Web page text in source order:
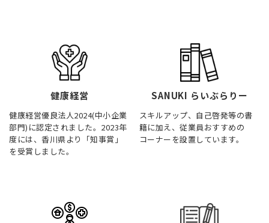
健康経営
健康経営優良法人2024(中小企業
部門)に認定されました。2023年
度には、香川県より「知事賞」
を受賞しました。
SANUKI らいぶらりー
スキルアップ、自己啓発等の書
籍に加え、従業員おすすめの
コーナーを設置しています。